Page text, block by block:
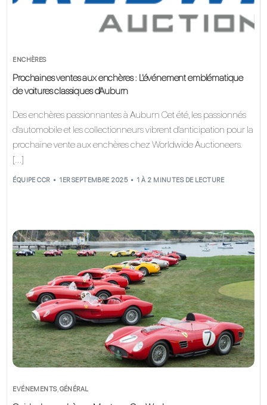
ENCHÈRES
Prochaines ventes aux enchères : L'événement emblématique
de voitures classiques d'Auburn
Des enchères passionnantes à Auburn Cet été, les passionnés
d'automobile et les collectionneurs vibrent d'anticipation pour la
prochaine vente aux enchères chez Worldwide Auctioneers.
[…]
ÉQUIPE CCR 1ER SEPTEMBRE 2025 1 À 2 MINUTES DE LECTURE
EVÉNEMENTS,GÉNÉRAL